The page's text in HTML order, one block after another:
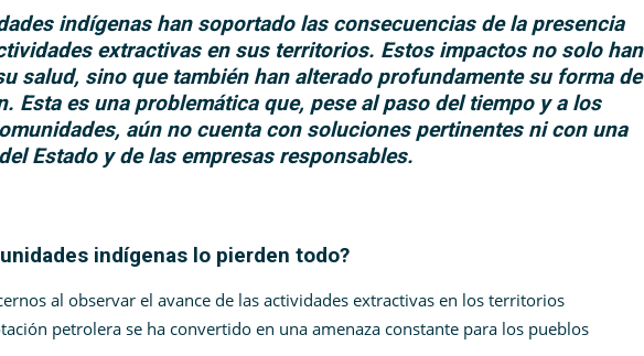
indígenas han soportado las consecuencias de la presencia
extractivas en sus territorios. Estos impactos no solo han
salud, sino que también han alterado profundamente su forma de
Esta es una problemática que, pese al paso del tiempo y a los
aún no cuenta con soluciones pertinentes ni con una
Estado y de las empresas responsables.
indígenas lo pierden todo?
al observar el avance de las actividades extractivas en los territorios
petrolera se ha convertido en una amenaza constante para los pueblos